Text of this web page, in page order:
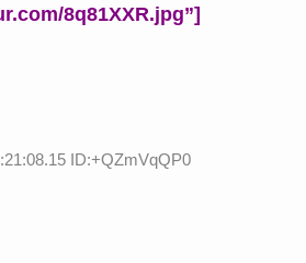
8q81XXR.jpg”]
ID:+QZmVqQP0